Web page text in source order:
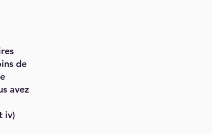
de
avez
iv)